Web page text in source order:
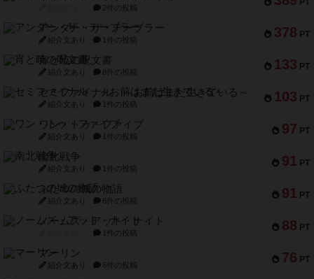
PT
2件の投稿
378 PT
アンダー・ザ・テーブラー
紹介文あり 1件の投稿
133 PT
宵と暁の呪文書
紹介文あり 8件の投稿
103 PT
セミファイナル ～お前はまだ生きている～
紹介文あり 1件の投稿
97 PT
ワン・トゥ・ファイブ
紹介文あり 1件の投稿
91 PT
南北戦争
紹介文あり 1件の投稿
91 PT
ふたつの城の物語
紹介文あり 6件の投稿
88 PT
ノームズ・アット・ナイト
1件の投稿
76 PT
マーリン
紹介文あり 6件の投稿